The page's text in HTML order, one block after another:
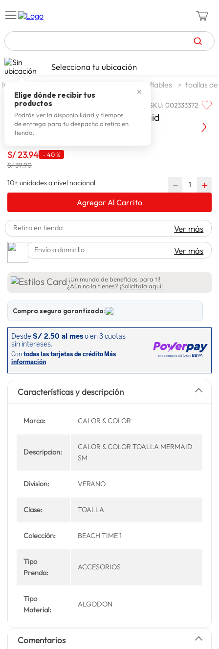
TÉRMINOS MÁS BUSCADOS
1. zapatillas mujer
2. celulares
3. zapatillas hombre
4. moda
6. tv
7 terrex
9. spiderman
10. lavadora
Selecciona tu ubicación
✕
Elige dónde recibir tus
productos
Podrás ver la disponibilidad y tiempos
de entrega para tu despacho o retiro en
tienda.
jardin y terraza piscinas spa e inflables toallas
CALOR & COLOR SKU:002333372
Toalla Mujer Calor & Color Mermaid
S/23.94 - 40 %
S/ 39.90
10+ unidades a nivel nacional
＋
－
Agregar Al Carrito
Retiro en tienda Ver más
Envío a domicilio Ver más
¡Un mundo de beneficios para ti!
¿Aún no la tienes? ¡Solicítala aquí!
Compra segura garantizada:
Características y descripción
Marca: CALOR & COLOR
Descripcion:
CALOR & COLOR TOALLA MERMAID
SM
Division: VERANO
Clase: TOALLA
Colección: BEACH TIME 1
Tipo
Prenda:
ACCESORIOS
Tipo
Material:
ALGODON
Comentarios